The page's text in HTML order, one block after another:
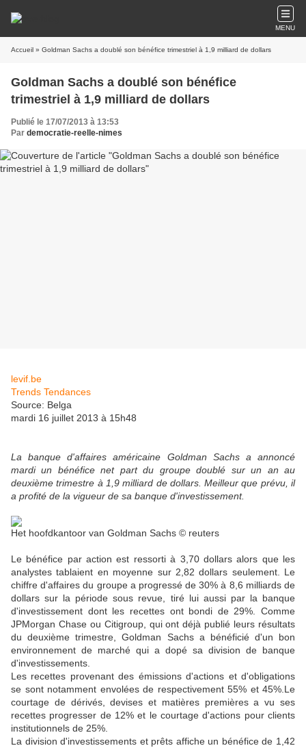
MENU
Accueil » Goldman Sachs a doublé son bénéfice trimestriel à 1,9 milliard de dollars
Goldman Sachs a doublé son bénéfice
trimestriel à 1,9 milliard de dollars
Publié le 17/07/2013 à 13:53
Par democratie-reelle-nimes
levif.be
Trends Tendances
Source: Belga
mardi 16 juillet 2013 à 15h48
La banque d'affaires américaine Goldman Sachs a annoncé
mardi un bénéfice net part du groupe doublé sur un an au
deuxième trimestre à 1,9 milliard de dollars. Meilleur que prévu, il
a profité de la vigueur de sa banque d'investissement.
Het hoofdkantoor van Goldman Sachs © reuters
Le bénéfice par action est ressorti à 3,70 dollars alors que les
analystes tablaient en moyenne sur 2,82 dollars seulement. Le
chiffre d'affaires du groupe a progressé de 30% à 8,6 milliards de
dollars sur la période sous revue, tiré lui aussi par la banque
d'investissement dont les recettes ont bondi de 29%. Comme
JPMorgan Chase ou Citigroup, qui ont déjà publié leurs résultats
du deuxième trimestre, Goldman Sachs a bénéficié d'un bon
environnement de marché qui a dopé sa division de banque
d'investissements.
Les recettes provenant des émissions d'actions et d'obligations
se sont notamment envolées de respectivement 55% et 45%.Le
courtage de dérivés, devises et matières premières a vu ses
recettes progresser de 12% et le courtage d'actions pour clients
institutionnels de 25%.
La division d'investissements et prêts affiche un bénéfice de 1,42